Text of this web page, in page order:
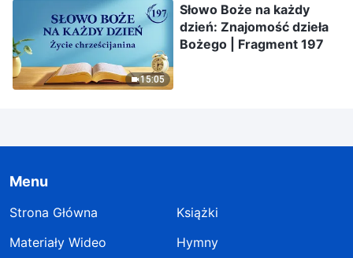
15:05
Słowo Boże na każdy
dzień: Znajomość dzieła
Bożego | Fragment 197
Menu
Strona Główna
Książki
Materiały Wideo
Hymny